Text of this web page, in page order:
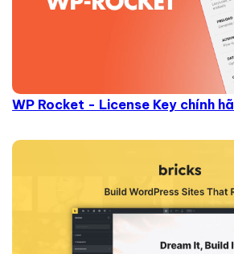
WP Rocket - License Key chính